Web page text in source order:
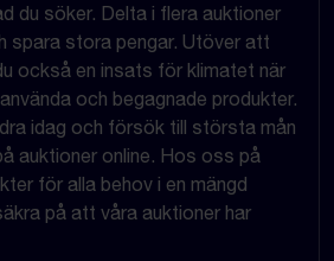
du söker. Delta i flera auktioner
spara stora pengar. Utöver att
också en insats för klimatet när
och begagnade produkter.
idag och försök till största mån
auktioner online. Hos oss på
för alla behov i en mängd
på att våra auktioner har